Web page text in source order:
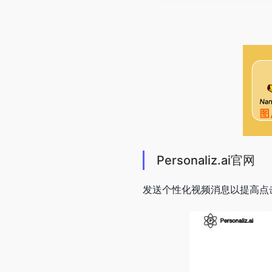
Personaliz.ai官网
发送个性化视频消息以提高点